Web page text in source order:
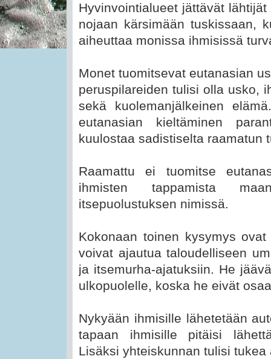
Hyvinvointialueet jättävät
nojaan kärsimään tuskissaan,
aiheuttaa monissa ihmisissä
Monet tuomitsevat eutanasian
peruspilareiden tulisi olla usko,
sekä kuolemanjälkeinen
eutanasian kieltäminen
kuulostaa sadistiselta raamatun
Raamattu ei tuomitse
ihmisten tappamista
itsepuolustuksen nimissä.
Kokonaan toinen kysymys
voivat ajautua taloudelliseen
ja itsemurha-ajatuksiin. He
ulkopuolelle, koska he eivät
Nykyään ihmisille lähetetään
tapaan ihmisille pitäisi
Lisäksi yhteiskunnan tulisi